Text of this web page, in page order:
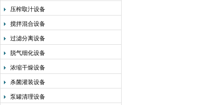
压榨取汁设备
搅拌混合设备
过滤分离设备
脱气细化设备
浓缩干燥设备
杀菌灌装设备
泵罐清理设备